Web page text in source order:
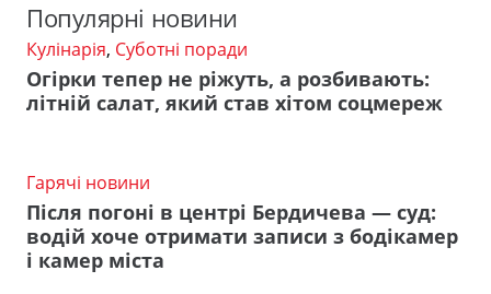
Популярні новини
Кулінарія, Суботні поради
Огірки тепер не ріжуть, а розбивають:
літній салат, який став хітом соцмереж
Гарячі новини
Після погоні в центрі Бердичева — суд:
водій хоче отримати записи з бодікамер
і камер міста